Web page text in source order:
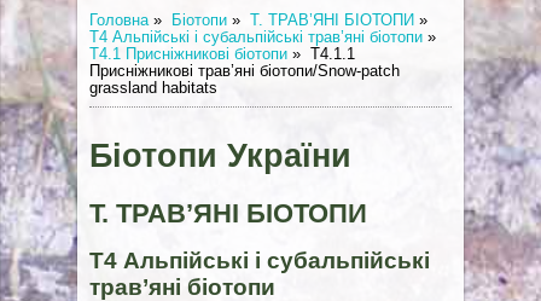
Головна » Біотопи » Т. ТРАВ’ЯНІ БІОТОПИ »
Т4 Альпійські і субальпійські трав’яні біотопи »
Т4.1 Присніжникові біотопи » Т4.1.1
Присніжникові трав’яні біотопи/Snow-patch
grassland habitats
Біотопи України
Т. ТРАВ’ЯНІ БІОТОПИ
Т4 Альпійські і субальпійські
трав’яні біотопи